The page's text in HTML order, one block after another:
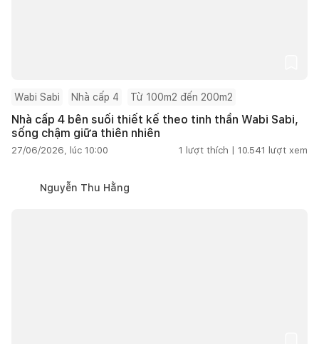
Wabi Sabi Nhà cấp 4 Từ 100m2 đến 200m2
Nhà cấp 4 bên suối thiết kế theo tinh thần Wabi Sabi,
sống chậm giữa thiên nhiên
27/06/2026, lúc 10:00 1 lượt thích | 10.541 lượt xem
Nguyễn Thu Hằng